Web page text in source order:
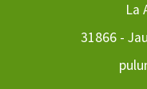
La
31866 -